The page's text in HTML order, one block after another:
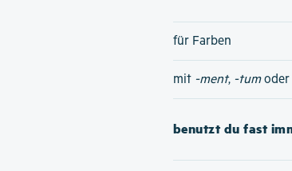
für Farben
mit -ment, -tumoder
benutzt du fast